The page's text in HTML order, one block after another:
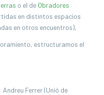
o el de Obradores
en distintos espacios
en otros encuentros),
estructuramos el
Andreu Ferrer (Unió de